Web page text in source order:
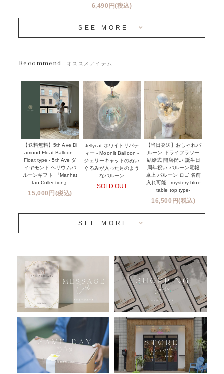
~３０００円
~５５００円
１１０００円以上
NEW YORK MIND - ニューヨークスタイルバルーン
※コンフェッティバルーン -プリント内容-
ハワイウェディングサービス
企業・法人様
ウェディングコンフェッティバルーン特集
実店舗について -大阪 堀江店・名古屋 星ヶ丘店・滋賀 配送
センター店・沖縄 嘉手納基地店-
プリントサービス
前撮り写真バルーン特集
姉妹店＆関連ショップについて
安心のチャビーバルーン
おすすめ商品
バルーン自動販売機
浮くバルーンオーダーメイド - coming soonn -
卓上バルーンオーダーメイド
ムーンリットバルーンについて
その他オーダーメイド
6,490円(税込)
SEE MORE
Recommend オススメアイテム
【送料無料】5th Ave Di
amond Float Balloon -
Float type - 5th Ave ダ
イヤモンド ヘリウムバ
ルーンギフト 『Manhat
tan Collection』
15,000円(税込)
Jellycat ホワイトリバテ
ィー - Moonlit Balloon -
ジェリーキャットのぬい
ぐるみが入った月のよう
なバルーン
SOLD OUT
【当日発送】おしゃれバ
ルーン ドライフラワー
結婚式 開店祝い 誕生日
周年祝い バルーン電報
卓上 バルーン ロゴ 名前
入れ可能 - mystery blue
table top type-
16,500円(税込)
SEE MORE